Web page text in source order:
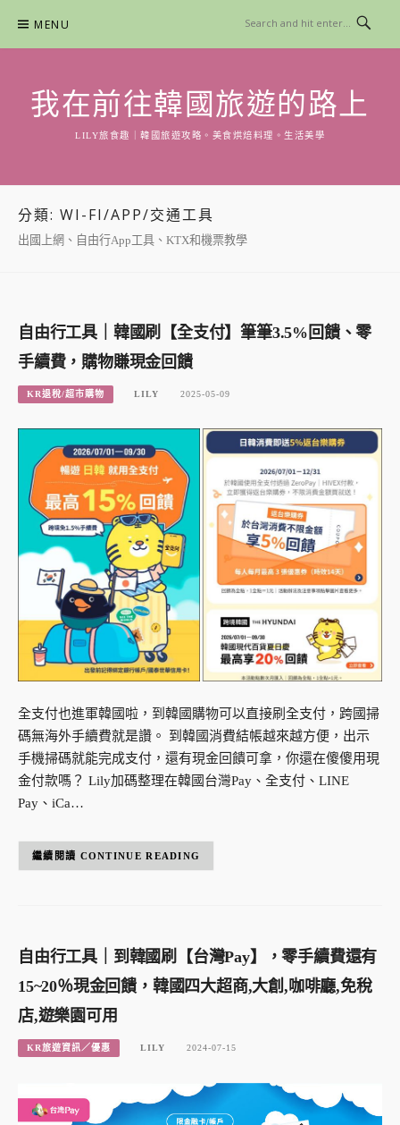
content
MENU
我在前往韓國旅遊的路上
LILY旅食趣｜韓國旅遊攻略。美食烘焙料理。生活美學
分類: WI-FI/APP/交通工具
出國上網、自由行App工具、KTX和機票教學
自由行工具｜韓國刷【全支付】筆筆3.5%回饋、零
手續費，購物賺現金回饋
KR退稅/超市購物 LILY 2025-05-09
全支付也進軍韓國啦，到韓國購物可以直接刷全支付，跨國掃
碼無海外手續費就是讚。 到韓國消費結帳越來越方便，出示
手機掃碼就能完成支付，還有現金回饋可拿，你還在傻傻用現
金付款嗎？ Lily加碼整理在韓國台灣Pay、全支付、LINE
Pay、iCa…
CONTINUE READING
自由行工具｜到韓國刷【台灣Pay】，零手續費還有
15~20％現金回饋，韓國四大超商,大創,咖啡廳,免稅
店,遊樂園可用
KR旅遊資訊／優惠 LILY 2024-07-15